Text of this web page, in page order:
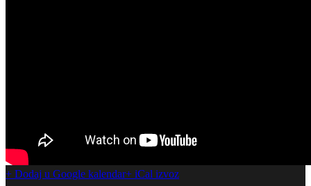
+ Dodaj u Google kalendar+ iCal izvoz